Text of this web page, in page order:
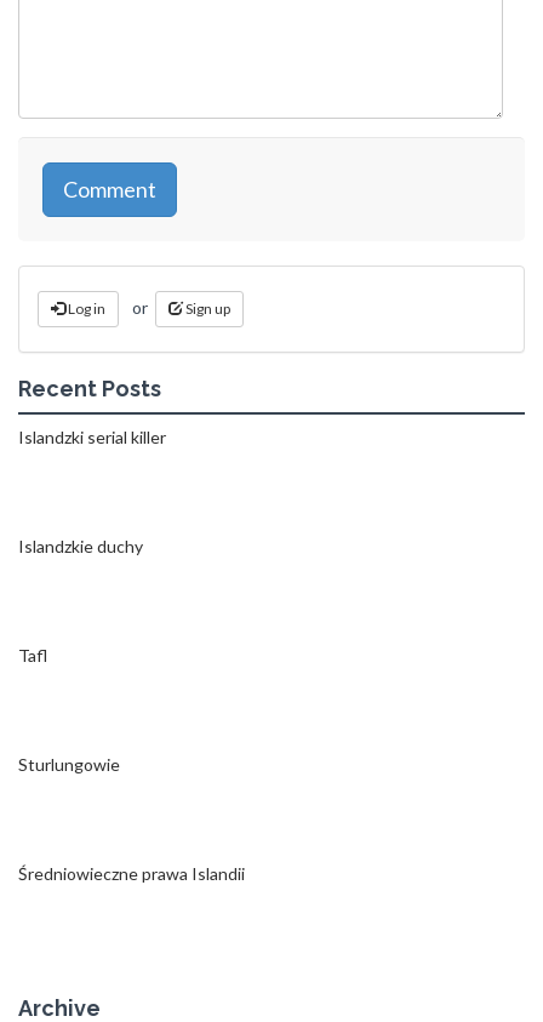
Log in or Sign up
Recent Posts
Islandzki serial killer
Islandzkie duchy
Tafl
Sturlungowie
Średniowieczne prawa Islandii
Archive